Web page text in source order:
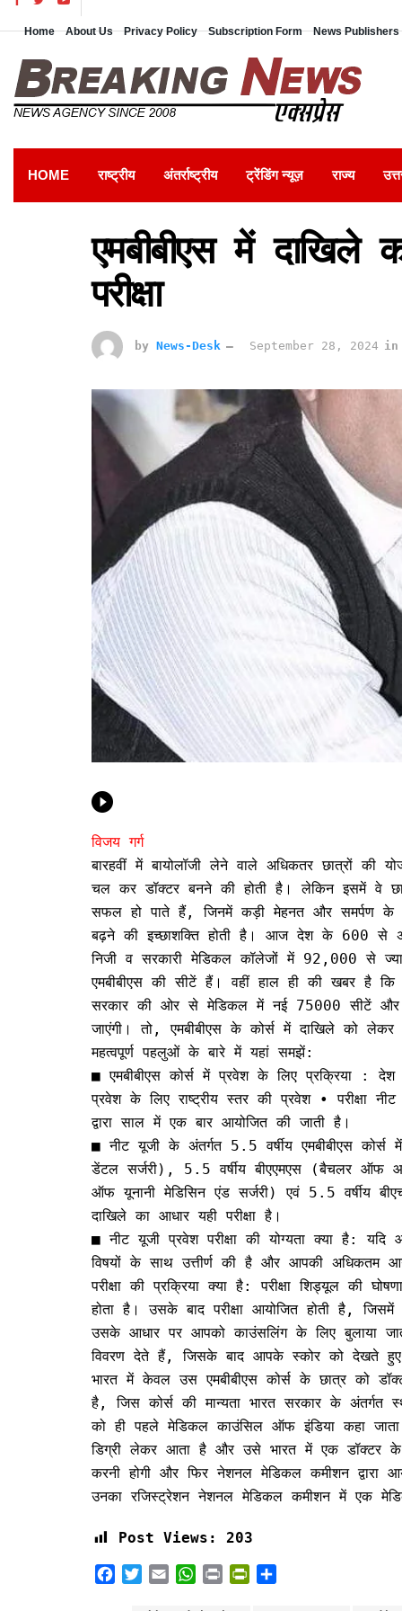
Home About Us Privacy Policy Subscription Form News
HOME राष्ट्रीय अंतर्राष्ट्रीय ट्रेंडिंग न्यूज़ राज्य
एमबीबीएस में दाखिले
परीक्षा
by News-Desk September 28, 2024 in
विजय गर्ग
बारहवीं में बायोलॉजी लेने वाले अधिकतर छात्रों की
चल कर डॉक्टर बनने की होती है। लेकिन इसमें वे
सफल हो पाते हैं, जिनमें कड़ी मेहनत और समर्पण
बढ़ने की इच्छाशक्ति होती है। आज देश के 600 से
निजी व सरकारी मेडिकल कॉलेजों में 92,000 से
एमबीबीएस की सीटें हैं। वहीं हाल ही की खबर है कि
सरकार की ओर से मेडिकल में नई 75000 सीटें और
जाएंगी। तो, एमबीबीएस के कोर्स में दाखिले को
महत्वपूर्ण पहलुओं के बारे में यहां समझें:
■ एमबीबीएस कोर्स में प्रवेश के लिए प्रक्रिया :
प्रवेश के लिए राष्ट्रीय स्तर की प्रवेश • परीक्षा
द्वारा साल में एक बार आयोजित की जाती है।
■ नीट यूजी के अंतर्गत 5.5 वर्षीय एमबीबीएस
डेंटल सर्जरी), 5.5 वर्षीय बीएएमएस (बैचलर ऑफ
ऑफ यूनानी मेडिसिन एंड सर्जरी) एवं 5.5 वर्षीय
दाखिले का आधार यही परीक्षा है।
■ नीट यूजी प्रवेश परीक्षा की योग्यता क्या है: यदि
विषयों के साथ उत्तीर्ण की है और आपकी
परीक्षा की प्रक्रिया क्या है: परीक्षा शिड्यूल की
होता है। उसके बाद परीक्षा आयोजित होती है,
उसके आधार पर आपको काउंसलिंग के लिए बुलाया
विवरण देते हैं, जिसके बाद आपके स्कोर को देखते
भारत में केवल उस एमबीबीएस कोर्स के छात्र को
है, जिस कोर्स की मान्यता भारत सरकार के
को ही पहले मेडिकल काउंसिल ऑफ इंडिया कहा
डिग्री लेकर आता है और उसे भारत में एक डॉक्टर
करनी होगी और फिर नेशनल मेडिकल कमीशन द्वारा
उनका रजिस्ट्रेशन नेशनल मेडिकल कमीशन में एक
Post Views: 203